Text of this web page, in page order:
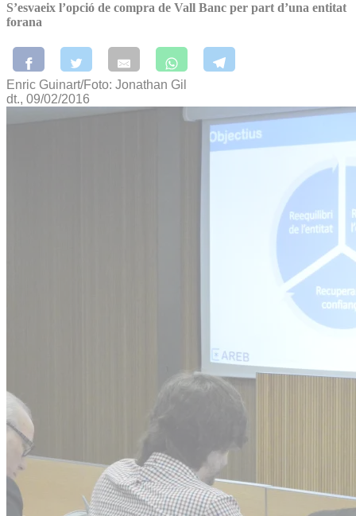
S’esvaeix l’opció de compra de Vall Banc per part d’una entitat
forana
Enric Guinart/Foto: Jonathan Gil
dt., 09/02/2016